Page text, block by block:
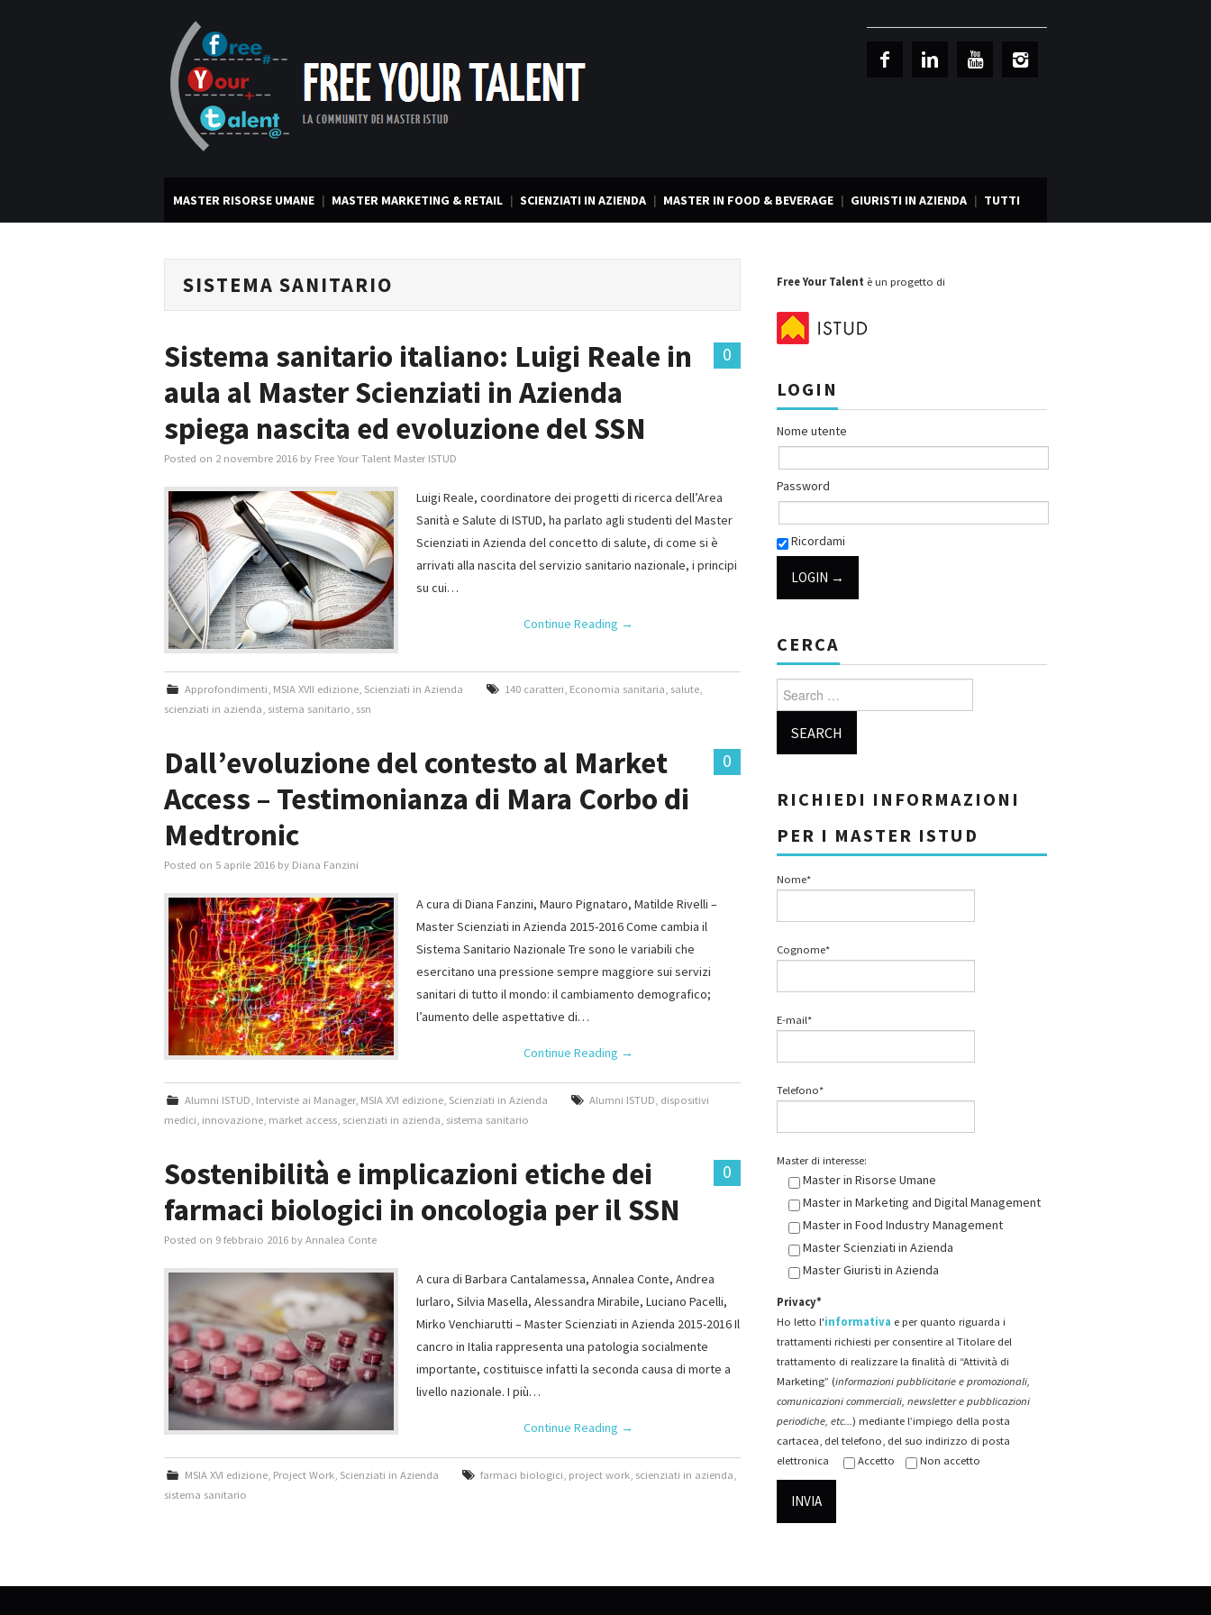
MASTER RISORSE UMANE MASTER MARKETING & RETAIL SCIENZIATI IN AZIENDA MASTER IN FOOD & BEVERAGE GIURISTI IN AZIENDA TUTTI
SISTEMA SANITARIO
0
Sistema sanitario italiano: Luigi Reale in
aula al Master Scienziati in Azienda
spiega nascita ed evoluzione del SSN
Posted on 2 novembre 2016 by Free Your Talent Master ISTUD
Luigi Reale, coordinatore dei progetti di ricerca dell’Area
Sanità e Salute di ISTUD, ha parlato agli studenti del Master
Scienziati in Azienda del concetto di salute, di come si è
arrivati alla nascita del servizio sanitario nazionale, i principi
su cui…
Continue Reading →
Approfondimenti, MSIA XVII edizione, Scienziati in Azienda 140 caratteri, Economia sanitaria, salute,
scienziati in azienda, sistema sanitario, ssn
0
Dall’evoluzione del contesto al Market
Access – Testimonianza di Mara Corbo di
Medtronic
Posted on 5 aprile 2016 by Diana Fanzini
A cura di Diana Fanzini, Mauro Pignataro, Matilde Rivelli –
Master Scienziati in Azienda 2015-2016 Come cambia il
Sistema Sanitario Nazionale Tre sono le variabili che
esercitano una pressione sempre maggiore sui servizi
sanitari di tutto il mondo: il cambiamento demografico;
l’aumento delle aspettative di…
Continue Reading →
Alumni ISTUD, Interviste ai Manager, MSIA XVI edizione, Scienziati in Azienda Alumni ISTUD, dispositivi
medici, innovazione, market access, scienziati in azienda, sistema sanitario
0
Sostenibilità e implicazioni etiche dei
farmaci biologici in oncologia per il SSN
Posted on 9 febbraio 2016 by Annalea Conte
A cura di Barbara Cantalamessa, Annalea Conte, Andrea
Iurlaro, Silvia Masella, Alessandra Mirabile, Luciano Pacelli,
Mirko Venchiarutti – Master Scienziati in Azienda 2015-2016 Il
cancro in Italia rappresenta una patologia socialmente
importante, costituisce infatti la seconda causa di morte a
livello nazionale. I più…
Continue Reading →
MSIA XVI edizione, Project Work, Scienziati in Azienda farmaci biologici, project work, scienziati in azienda,
sistema sanitario
Free Your Talent è un progetto di
LOGIN
Nome utente
Password
Ricordami
CERCA
Search for:
RICHIEDI INFORMAZIONI
PER I MASTER ISTUD
Nome*
Cognome*
E-mail*
Telefono*
Master di interesse:
Master in Risorse Umane
Master in Marketing and Digital Management
Master in Food Industry Management
Master Scienziati in Azienda
Master Giuristi in Azienda
Privacy*
Ho letto l'informativa e per quanto riguarda i
trattamenti richiesti per consentire al Titolare del
trattamento di realizzare la finalità di “Attività di
Marketing” (informazioni pubblicitarie e promozionali,
comunicazioni commerciali, newsletter e pubblicazioni
periodiche, etc...) mediante l’impiego della posta
cartacea, del telefono, del suo indirizzo di posta
elettronica
Accetto Non accetto